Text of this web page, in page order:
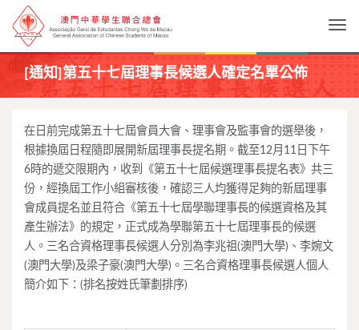
[通知]第五十七屆理事長候選人確定名單公佈
在日前完成第五十七屆會員大會、理事會及監事會的選舉後，
根據換屆日程隨即展開新屆理事長提名期。截至12月11日下午
6時的遞交限期內，收到《第五十七屆候選理事長提名表》共三
份，經換屆工作小組審核後，確認三人均獲得足夠的新屆理事
會成員提名並且符合《第五十七屆學聯理事長的候選資格及其
產生辦法》的規定，正式成為學聯第五十七屆理事長的候選
人。三名合資格理事長候選人分別為李兆祖(澳門大學)、李婉文
(澳門大學)及梁子豪(澳門大學)。三名合資格理事長候選人個人
簡介如下：(排名按姓氏筆劃排序)